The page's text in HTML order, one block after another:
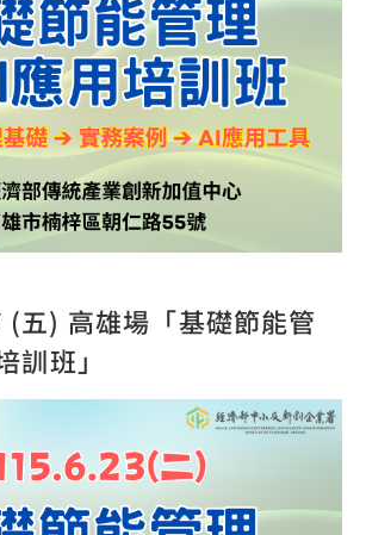
五) 高雄場「基礎節能管
訓班」